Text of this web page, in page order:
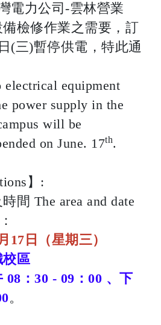
電力公司-雲林營業
檢修作業之需要，訂
(三)暫停供電，特此通
electrical equipment
power supply in the
will be
on June. 17th.
】:
間 The area and date
17日（星期三）
校區
08：30 - 09：00 、下
。